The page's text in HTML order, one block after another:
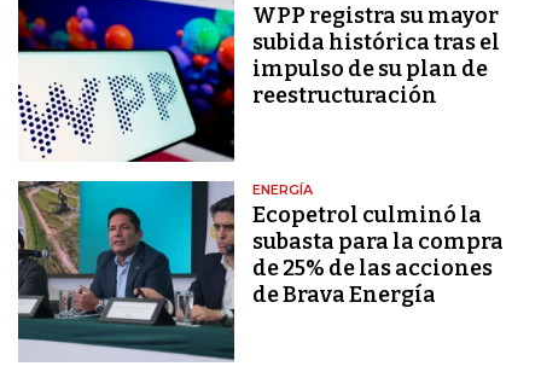
WPP registra su mayor
subida histórica tras el
impulso de su plan de
reestructuración
ENERGÍA
Ecopetrol culminó la
subasta para la compra
de 25% de las acciones
de Brava Energía